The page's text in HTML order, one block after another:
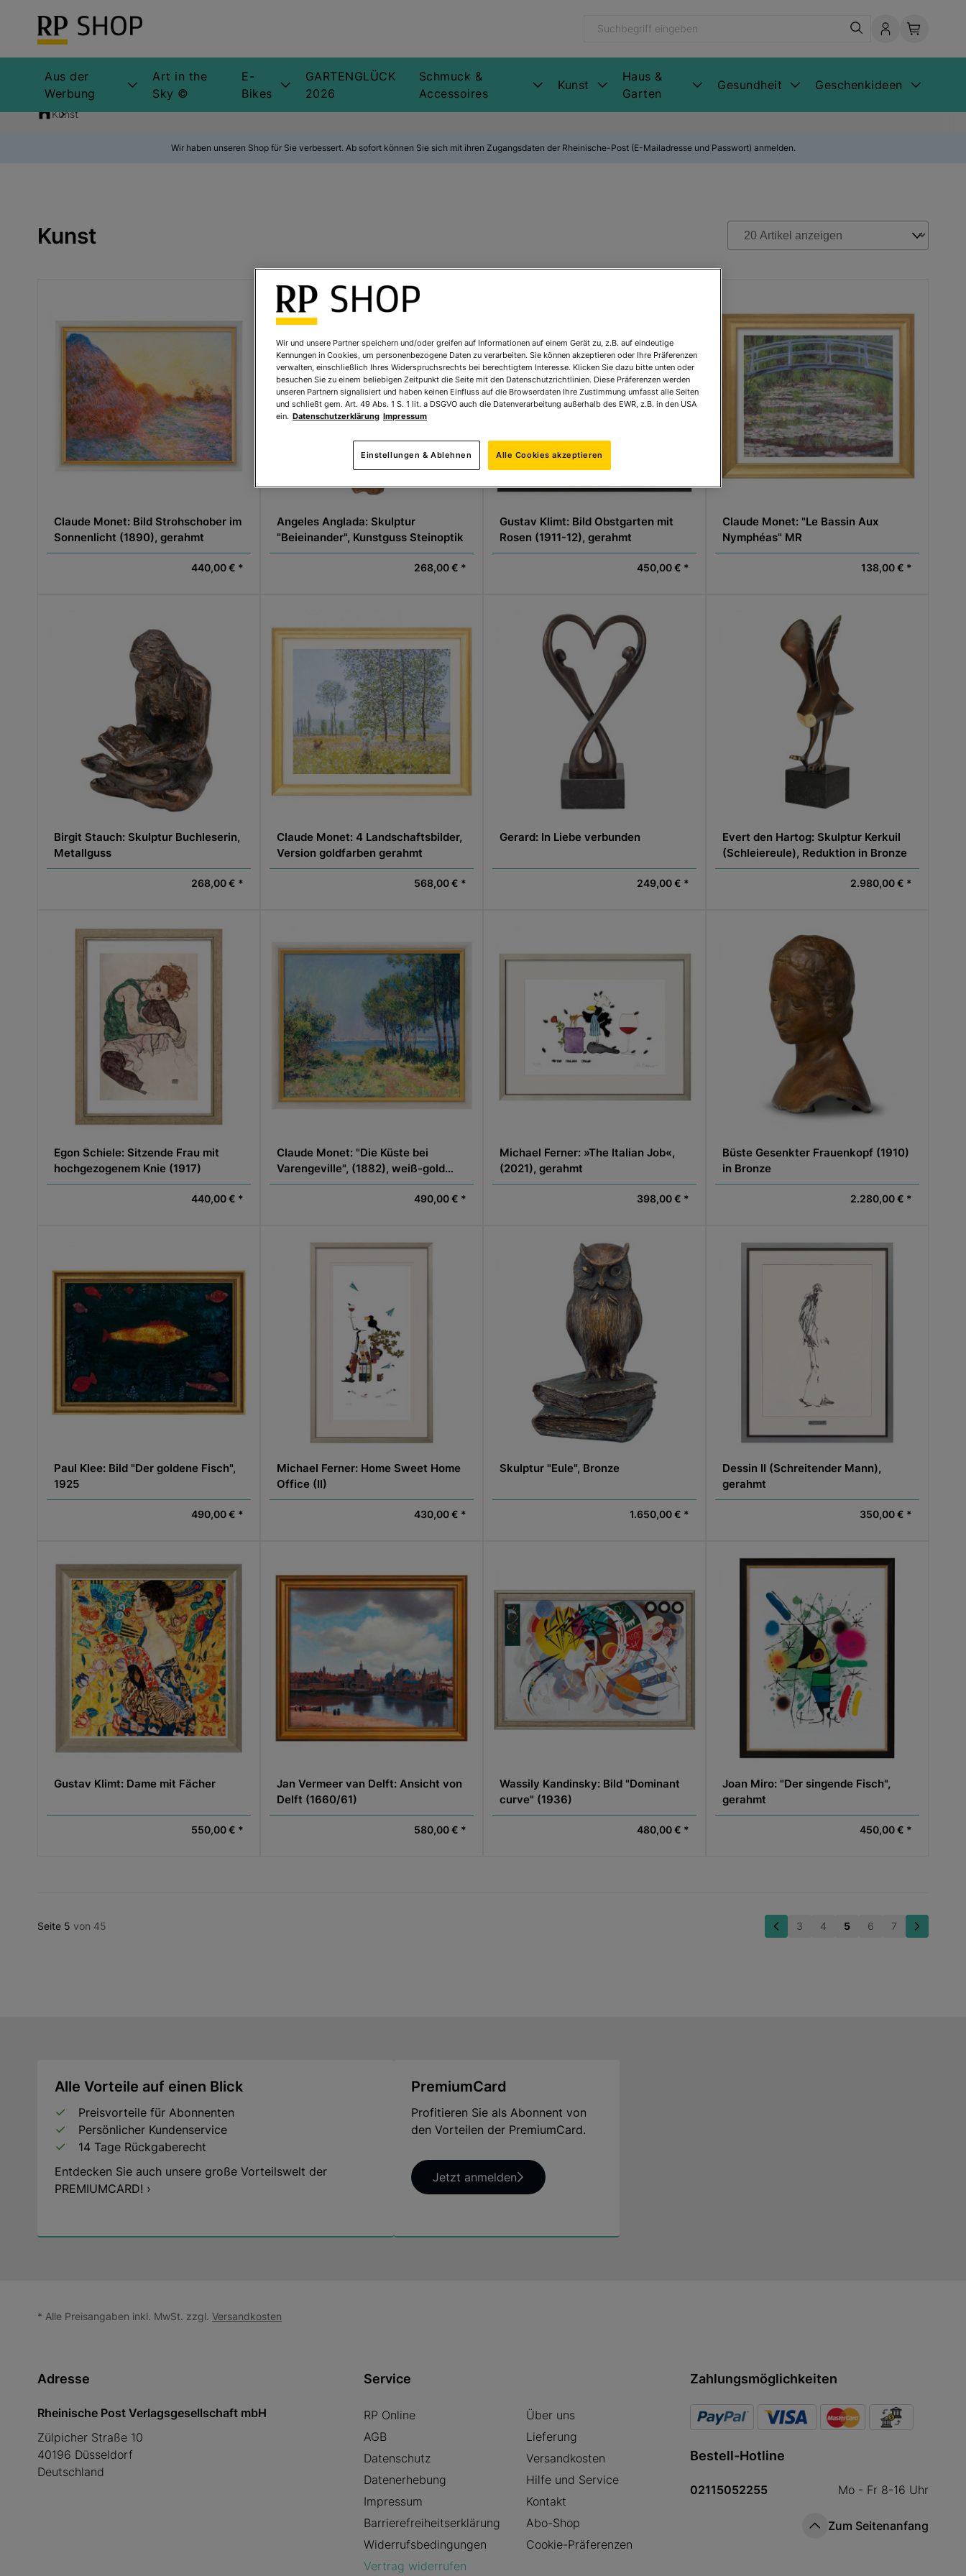
Aus der
Werbung
Art in the
Sky ©
E-
Bikes
GARTENGLÜCK
2026
Schmuck &
Accessoires
Kunst
Haus &
Garten
Gesundheit Geschenkideen
Kunst
Wir haben unseren Shop für Sie verbessert. Ab sofort können Sie sich mit ihren Zugangsdaten der Rheinische-Post (E-Mailadresse und Passwort) anmelden.
Kunst
Claude Monet: Bild Strohschober im
Sonnenlicht (1890), gerahmt
440,00 € *
Angeles Anglada: Skulptur
"Beieinander", Kunstguss Steinoptik
268,00 € *
Gustav Klimt: Bild Obstgarten mit
Rosen (1911-12), gerahmt
450,00 € *
Claude Monet: "Le Bassin Aux
Nymphéas" MR
138,00 € *
Birgit Stauch: Skulptur Buchleserin,
Metallguss
268,00 € *
Claude Monet: 4 Landschaftsbilder,
Version goldfarben gerahmt
568,00 € *
Gerard: In Liebe verbunden
249,00 € *
Evert den Hartog: Skulptur Kerkuil
(Schleiereule), Reduktion in Bronze
2.980,00 € *
Egon Schiele: Sitzende Frau mit
hochgezogenem Knie (1917)
440,00 € *
Claude Monet: "Die Küste bei
Varengeville", (1882), weiß-gold
gerahmt
490,00 € *
Michael Ferner: »The Italian Job«,
(2021), gerahmt
398,00 € *
Büste Gesenkter Frauenkopf (1910)
in Bronze
2.280,00 € *
Paul Klee: Bild "Der goldene Fisch",
1925
490,00 € *
Michael Ferner: Home Sweet Home
Office (II)
430,00 € *
Skulptur "Eule", Bronze
1.650,00 € *
Dessin II (Schreitender Mann),
gerahmt
350,00 € *
Gustav Klimt: Dame mit Fächer
550,00 € *
Jan Vermeer van Delft: Ansicht von
Delft (1660/61)
580,00 € *
Wassily Kandinsky: Bild "Dominant
curve" (1936)
480,00 € *
Joan Miro: "Der singende Fisch",
gerahmt
450,00 € *
Seite 5 von 45 3 4 5 6 7
Alle Vorteile auf einen Blick
Preisvorteile für Abonnenten
Persönlicher Kundenservice
14 Tage Rückgaberecht
Entdecken Sie auch unsere große Vorteilswelt der
PREMIUMCARD! ›
PremiumCard
Profitieren Sie als Abonnent von
den Vorteilen der PremiumCard.
Jetzt anmelden
* Alle Preisangaben inkl. MwSt. zzgl. Versandkosten
Adresse
Rheinische Post Verlagsgesellschaft mbH
Zülpicher Straße 10
40196 Düsseldorf
Deutschland
Service
RP Online
Über uns
AGB
Lieferung
Datenschutz
Versandkosten
Datenerhebung
Hilfe und Service
Impressum
Kontakt
Barrierefreiheitserklärung
Abo-Shop
Widerrufsbedingungen
Cookie-Präferenzen
Vertrag widerrufen
Zahlungsmöglichkeiten
Bestell-Hotline
02115052255 Mo - Fr 8-16 Uhr
Zum Seitenanfang
Wir und unsere Partner speichern und/oder greifen auf Informationen auf einem Gerät zu, z.B. auf eindeutige
Kennungen in Cookies, um personenbezogene Daten zu verarbeiten. Sie können akzeptieren oder Ihre Präferenzen
verwalten, einschließlich Ihres Widerspruchsrechts bei berechtigtem Interesse. Klicken Sie dazu bitte unten oder
besuchen Sie zu einem beliebigen Zeitpunkt die Seite mit den Datenschutzrichtlinien. Diese Präferenzen werden
unseren Partnern signalisiert und haben keinen Einfluss auf die Browserdaten Ihre Zustimmung umfasst alle Seiten
und schließt gem. Art. 49 Abs. 1 S. 1 lit. a DSGVO auch die Datenverarbeitung außerhalb des EWR, z.B. in den USA
ein. Datenschutzerklärung Impressum
Einstellungen & Ablehnen Alle Cookies akzeptieren